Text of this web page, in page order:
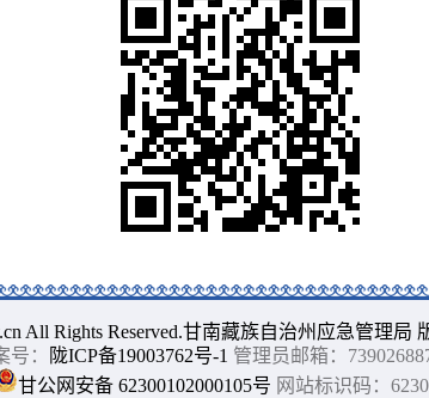
All Rights Reserved.甘南藏族自治州应急管理局
号：
陇ICP备19003762号-1 管理员邮箱：
甘公网安备 62300102000105号 网站标识码：